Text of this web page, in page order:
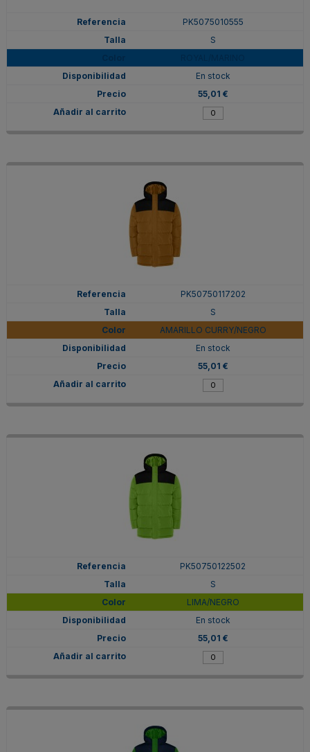
PK5075010555
S
En stock
55,01 €
PK50750117202
S
AMARILLO CURRY/NEGRO
En stock
55,01 €
PK50750122502
S
LIMA/NEGRO
En stock
55,01 €